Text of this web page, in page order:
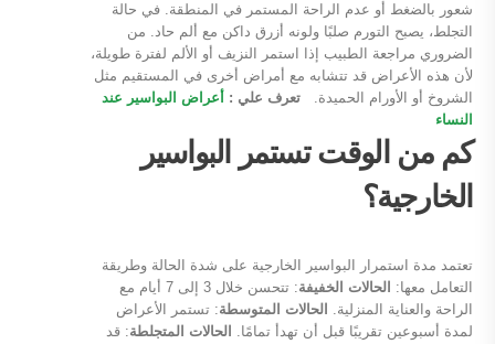
شعور بالضغط أو عدم الراحة المستمر في المنطقة. في حالة
التجلط، يصبح التورم صلبًا ولونه أزرق داكن مع ألم حاد. من
الضروري مراجعة الطبيب إذا استمر النزيف أو الألم لفترة طويلة،
لأن هذه الأعراض قد تتشابه مع أمراض أخرى في المستقيم مثل
الشروخ أو الأورام الحميدة. تعرف علي : أعراض البواسير عند
النساء
كم من الوقت تستمر البواسير
الخارجية؟
تعتمد مدة استمرار البواسير الخارجية على شدة الحالة وطريقة
التعامل معها: الحالات الخفيفة
: تتحسن خلال 3 إلى 7 أيام مع
الراحة والعناية المنزلية. الحالات المتوسطة: تستمر الأعراض
لمدة أسبوعين تقريبًا قبل أن تهدأ تمامًا. الحالات المتجلطة: قد